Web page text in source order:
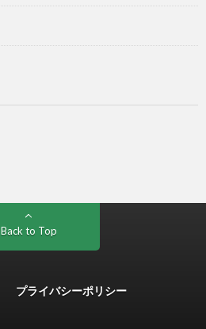
Back to Top
プライバシーポリシー